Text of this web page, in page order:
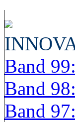
Band
Band
Band 97: